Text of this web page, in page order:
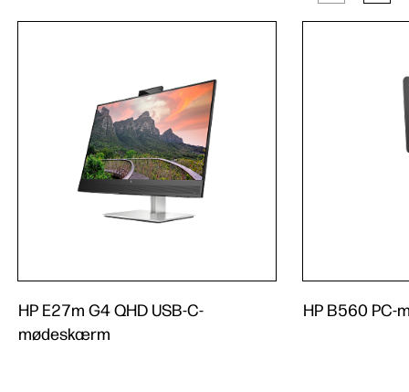
HP E27m G4 QHD USB-C-
mødeskærm
HP B560 PC-